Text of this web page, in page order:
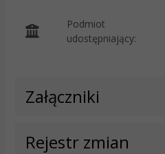
Podmiot
udostępniający:
Załączniki
Rejestr zmian